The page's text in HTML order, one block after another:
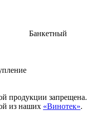
Банкетный
продукции запрещена.
из наших «Винотек».